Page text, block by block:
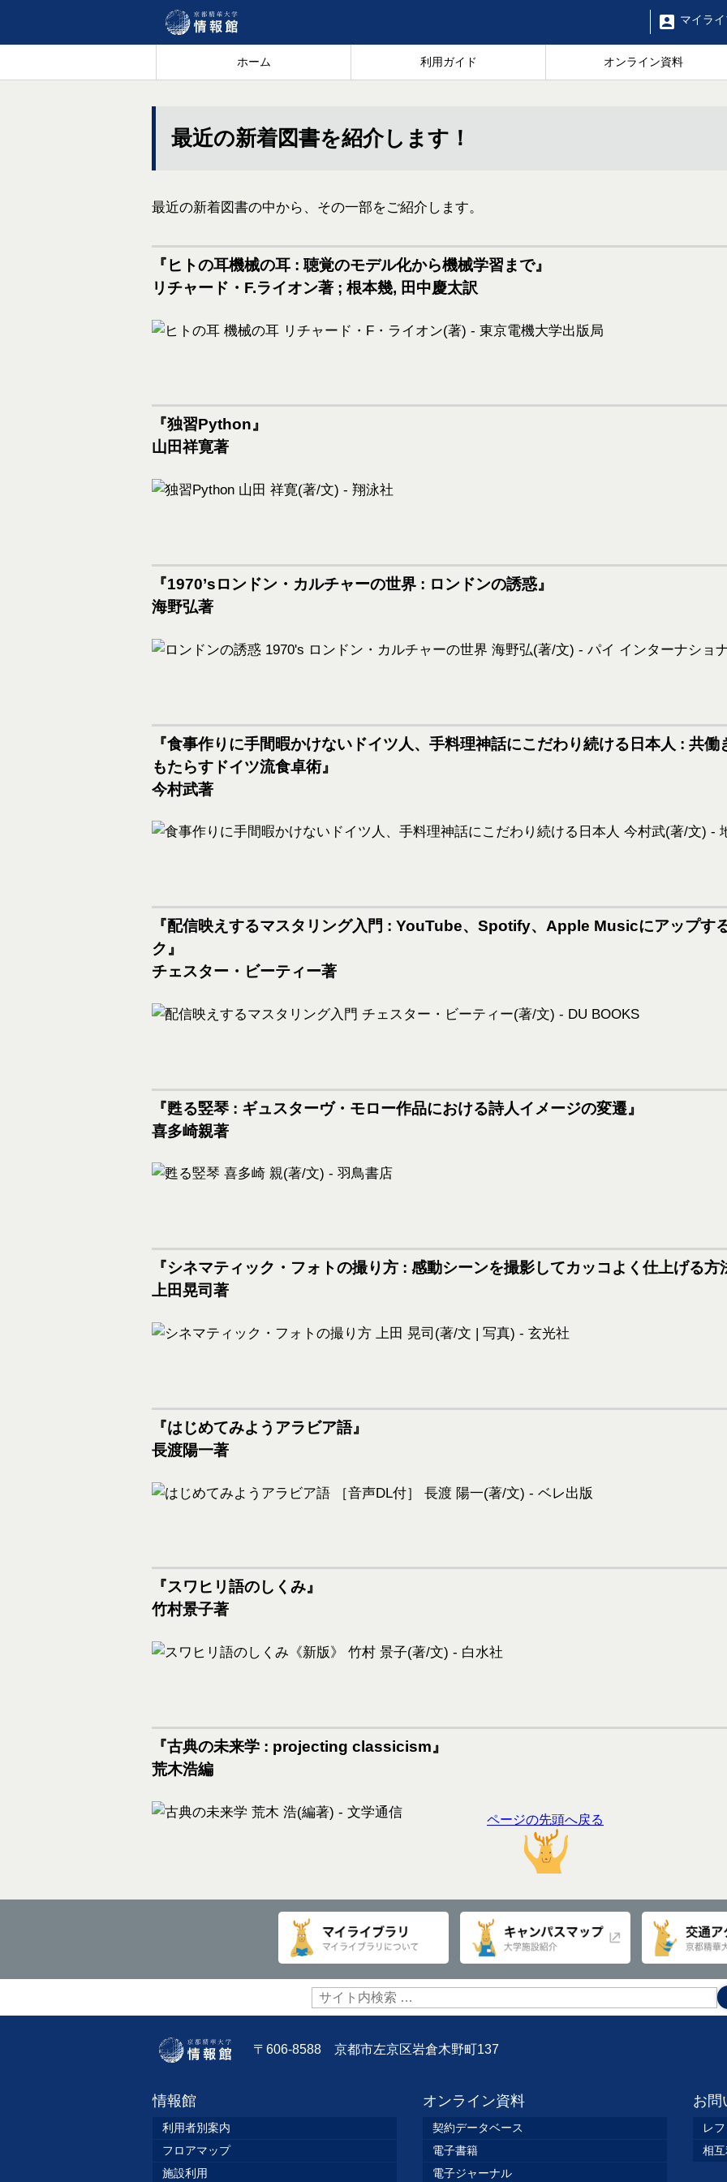
マイラ
ホーム 利用ガイド オンライン資料
最近の新着図書を紹介します！
最近の新着図書の中から、その一部をご紹介します。
『ヒトの耳機械の耳 : 聴覚のモデル化から機械学習まで』
リチャード・F.ライオン著 ; 根本幾, 田中慶太訳
『独習Python』
山田祥寛著
『1970’sロンドン・カルチャーの世界 : ロンドンの誘惑』
海野弘著
『食事作りに手間暇かけないドイツ人、手料理神話にこだわり続ける日本人 : 共
もたらすドイツ流食卓術』
今村武著
『配信映えするマスタリング入門 : YouTube、Spotify、Apple Musicにアップす
ク』
チェスター・ビーティー著
『甦る竪琴 : ギュスターヴ・モロー作品における詩人イメージの変遷』
喜多崎親著
『シネマティック・フォトの撮り方 : 感動シーンを撮影してカッコよく仕上げる方
上田晃司著
『はじめてみようアラビア語』
長渡陽一著
『スワヒリ語のしくみ』
竹村景子著
『古典の未来学 : projecting classicism』
荒木浩編
ページの先頭へ戻る
サ
イ
ト
検
〒606-8588 京都市左京区岩倉木野町137
情報館
利用者別案内
フロアマップ
施設利用
オンライン資料
契約データベース
電子書籍
電子ジャーナル
お問
レ
相